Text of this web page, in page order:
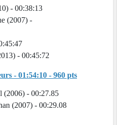
- 00:38:13
(2007) -
00:45:47
- 00:45:72
- 01:54:10 - 960 pts
(2006) - 00:27.85
(2007) - 00:29.08